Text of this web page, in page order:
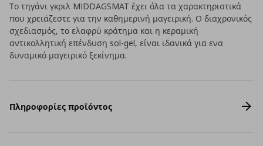
Το τηγάνι γκριλ MIDDAGSMAT έχει όλα τα χαρακτηριστικά
που χρειάζεστε για την καθημερινή μαγειρική. O διαχρονικός
σχεδιασμός, το ελαφρύ κράτημα και η κεραμική
αντικολλητική επένδυση sol-gel, είναι ιδανικά για ενα
δυναμικό μαγειρικό ξεκίνημα.
Πληροφορίες προϊόντος